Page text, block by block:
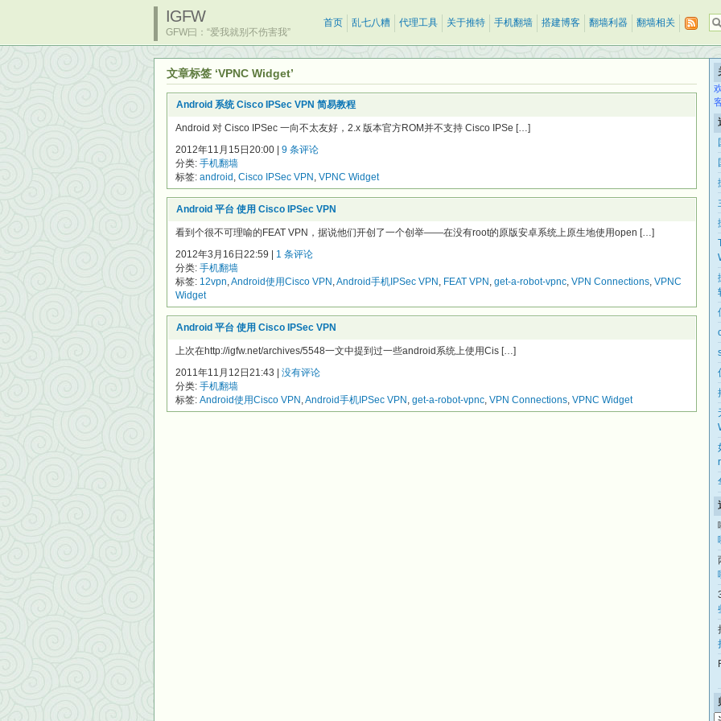
IGFW
GFW曰：“爱我就别不伤害我”
首页 乱七八糟 代理工具 关于推特 手机翻墙 搭建博客 翻墙利器 翻墙相关
文章标签 ‘VPNC Widget’
Android 系统 Cisco IPSec VPN 简易教程
Android 对 Cisco IPSec 一向不太友好，2.x 版本官方ROM并不支持 Cisco IPSe […]
2012年11月15日20:00 | 9 条评论
分类: 手机翻墙
标签: android , Cisco IPSec VPN , VPNC Widget
Android 平台 使用 Cisco IPSec VPN
看到个很不可理喻的FEAT VPN，据说他们开创了一个创举——在没有root的原版安卓系统上原生地使用open […]
2012年3月16日22:59 | 1 条评论
分类: 手机翻墙
标签: 12vpn,Android使用Cisco VPN ,Android手机IPSec VPN , FEAT VPN , get-a-robot-vpnc, VPN Connections, VPNC
Widget
Android 平台 使用 Cisco IPSec VPN
上次在http://igfw.net/archives/5548一文中提到过一些android系统上使用Cis […]
2011年11月12日21:43 | 没有评论
分类: 手机翻墙
标签: Android使用Cisco VPN ,Android手机IPSec VPN , get-a-robot-vpnc, VPN Connections, VPNC Widget